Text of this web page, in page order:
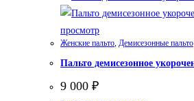
на
странице
просмотр
Женские пальто Демисезонные пальто
Пальто демисезонное
9 000 ₽